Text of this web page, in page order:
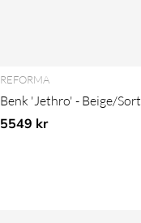
REFORMA
Benk 'Jethro' - Beige/Sort
5549 kr